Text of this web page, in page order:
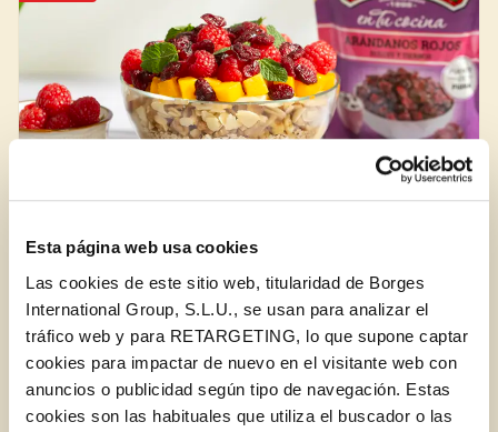
Esta página web usa cookies
Las cookies de este sitio web, titularidad de Borges
International Group, S.L.U., se usan para analizar el
tráfico web y para RETARGETING, lo que supone captar
cookies para impactar de nuevo en el visitante web con
anuncios o publicidad según tipo de navegación. Estas
cookies son las habituales que utiliza el buscador o las
Desayuno altamente proteico
DULCES DESAYUNO Y MERIENDA VEGETARIANAS
RECETA